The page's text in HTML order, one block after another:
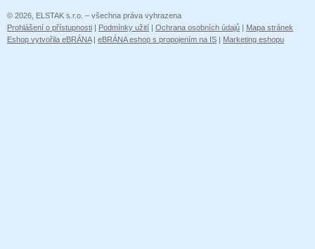
© 2026, ELSTAK s.r.o. – všechna práva vyhrazena
Prohlášení o přístupnosti | Podmínky užití | Ochrana osobních údajů | Mapa stránek
Eshop vytvořila eBRÁNA| eBRÁNA eshop s propojením na IS | Marketing eshopu